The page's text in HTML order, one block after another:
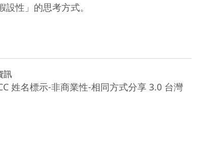
性」的思考方式。
訊
姓名標示-非商業性-相同方式分享 3.0 台灣